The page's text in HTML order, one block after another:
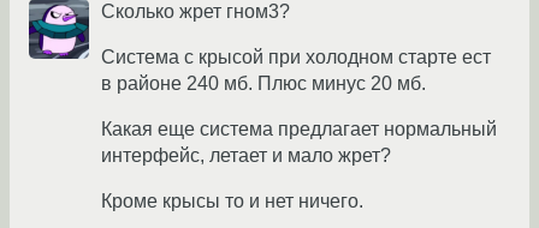
Сколько жрет гном3?
Система с крысой при холодном старте ест
в районе 240 мб. Плюс минус 20 мб.
Какая еще система предлагает нормальный
интерфейс, летает и мало жрет?
Кроме крысы то и нет ничего.